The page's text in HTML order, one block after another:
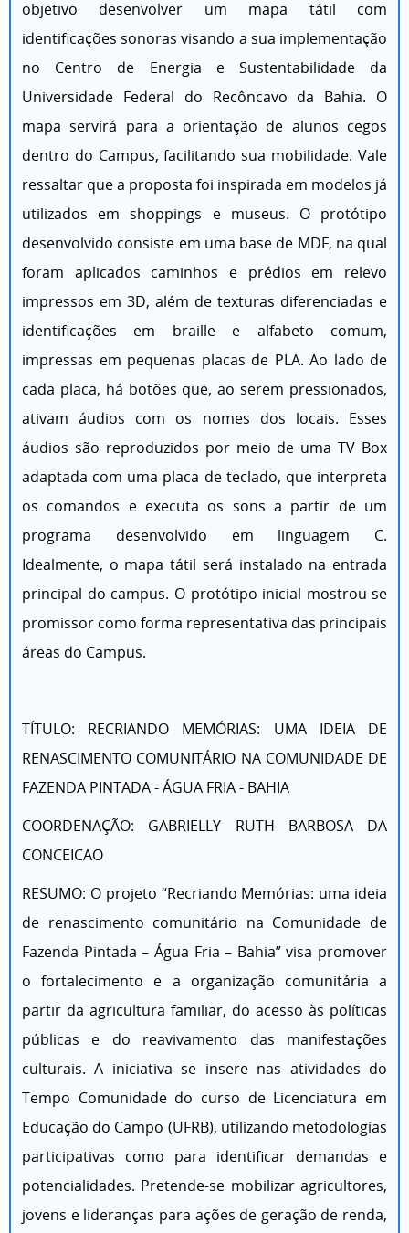
objetivo desenvolver um mapa tátil com
identificações sonoras visando a sua implementação
no Centro de Energia e Sustentabilidade da
Universidade Federal do Recôncavo da Bahia. O
mapa servirá para a orientação de alunos cegos
dentro do Campus, facilitando sua mobilidade. Vale
ressaltar que a proposta foi inspirada em modelos já
utilizados em shoppings e museus. O protótipo
desenvolvido consiste em uma base de MDF, na qual
foram aplicados caminhos e prédios em relevo
impressos em 3D, além de texturas diferenciadas e
identificações em braille e alfabeto comum,
impressas em pequenas placas de PLA. Ao lado de
cada placa, há botões que, ao serem pressionados,
ativam áudios com os nomes dos locais. Esses
áudios são reproduzidos por meio de uma TV Box
adaptada com uma placa de teclado, que interpreta
os comandos e executa os sons a partir de um
programa desenvolvido em linguagem C.
Idealmente, o mapa tátil será instalado na entrada
principal do campus. O protótipo inicial mostrou-se
promissor como forma representativa das principais
áreas do Campus.
TÍTULO: RECRIANDO MEMÓRIAS: UMA IDEIA DE
RENASCIMENTO COMUNITÁRIO NA COMUNIDADE DE
FAZENDA PINTADA - ÁGUA FRIA - BAHIA
COORDENAÇÃO: GABRIELLY RUTH BARBOSA DA
CONCEICAO
RESUMO: O projeto “Recriando Memórias: uma ideia
de renascimento comunitário na Comunidade de
Fazenda Pintada – Água Fria – Bahia” visa promover
o fortalecimento e a organização comunitária a
partir da agricultura familiar, do acesso às políticas
públicas e do reavivamento das manifestações
culturais. A iniciativa se insere nas atividades do
Tempo Comunidade do curso de Licenciatura em
Educação do Campo (UFRB), utilizando metodologias
participativas como para identificar demandas e
potencialidades. Pretende-se mobilizar agricultores,
jovens e lideranças para ações de geração de renda,